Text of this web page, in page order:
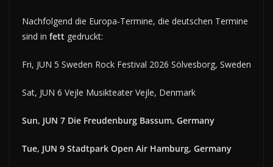
Nachfolgend die Europa-Termine, die deutschen Termine
sind in fett gedruckt:
Fri, JUN 5 Sweden Rock Festival 2026 Sölvesborg, Sweden
Sat, JUN 6 Vejle Musikteater Vejle, Denmark
Sun, JUN 7 Die Freudenburg Bassum, Germany
Tue, JUN 9 Stadtpark Open Air Hamburg, Germany